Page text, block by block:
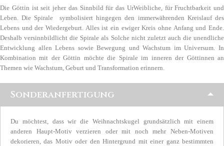
Die Göttin ist seit jeher das Sinnbild für das UrWeibliche, für Fruchtbarkeit und
Leben. Die Spirale symbolisiert hingegen den immerwährenden Kreislauf des
Lebens und der Wiedergeburt. Alles ist ein ewiger Kreis ohne Anfang und Ende.
Deshalb versinnbildlicht die Spirale als Solche nicht zuletzt auch die unendliche
Entwicklung allen Lebens sowie Bewegung und Wachstum im Universum. In
Kombination mit der Göttin möchte die Spirale im inneren der Göttinnen an
Themen wie Wachstum, Geburt und Transformation erinnern.
Sonderanfertigung
Du möchtest, dass wir die Weihnachtskugel grundsätzlich mit einem
anderen Haupt-Motiv verzieren oder mit noch mehr Neben-Motiven
dekorieren, das Motiv oder den Hintergrund mit einer ganz bestimmten